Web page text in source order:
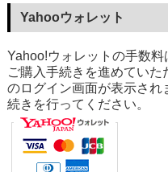
Yahooウォレット
Yahoo!ウォレットの手数料
ご購入手続きを進めていた
のログイン画面が表示さ
続きを行ってください。